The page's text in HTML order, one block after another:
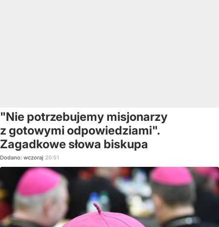
"Nie potrzebujemy misjonarzy
z gotowymi odpowiedziami".
Zagadkowe słowa biskupa
Dodano: wczoraj 20:51